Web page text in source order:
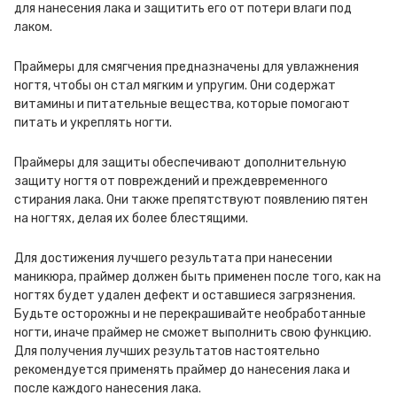
для нанесения лака и защитить его от потери влаги под
лаком.
Праймеры для смягчения предназначены для увлажнения
ногтя, чтобы он стал мягким и упругим. Они содержат
витамины и питательные вещества, которые помогают
питать и укреплять ногти.
Праймеры для защиты обеспечивают дополнительную
защиту ногтя от повреждений и преждевременного
стирания лака. Они также препятствуют появлению пятен
на ногтях, делая их более блестящими.
Для достижения лучшего результата при нанесении
маникюра, праймер должен быть применен после того, как на
ногтях будет удален дефект и оставшиеся загрязнения.
Будьте осторожны и не перекрашивайте необработанные
ногти, иначе праймер не сможет выполнить свою функцию.
Для получения лучших результатов настоятельно
рекомендуется применять праймер до нанесения лака и
после каждого нанесения лака.